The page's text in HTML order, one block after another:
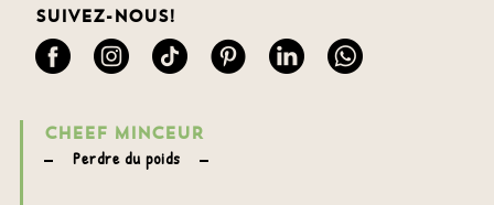
Suivez-nous!
CHEEF MINCEUR
Perdre du poids